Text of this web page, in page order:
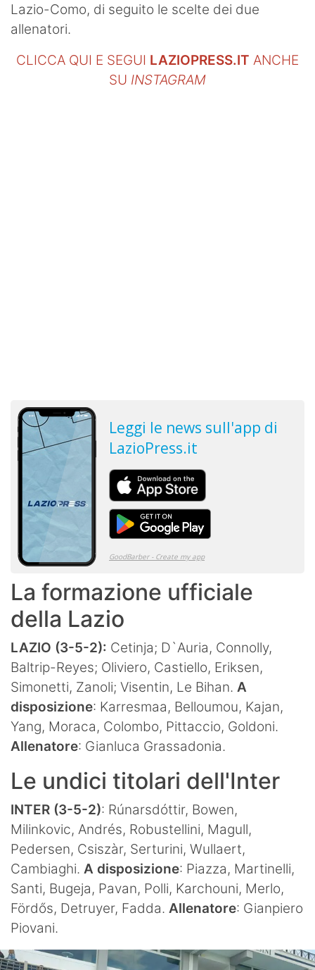
Lazio-Como, di seguito le scelte dei due
allenatori.
CLICCA QUI E SEGUI LAZIOPRESS.IT ANCHE
SU INSTAGRAM
La formazione ufficiale
della Lazio
LAZIO (3-5-2): Cetinja; D`Auria, Connolly,
Baltrip-Reyes; Oliviero, Castiello, Eriksen,
Simonetti, Zanoli; Visentin, Le Bihan. A
disposizione: Karresmaa, Belloumou, Kajan,
Yang, Moraca, Colombo, Pittaccio, Goldoni.
Allenatore: Gianluca Grassadonia.
Le undici titolari dell'Inter
INTER (3-5-2): Rúnarsdóttir, Bowen,
Milinkovic, Andrés, Robustellini, Magull,
Pedersen, Csiszàr, Serturini, Wullaert,
Cambiaghi. A disposizione: Piazza, Martinelli,
Santi, Bugeja, Pavan, Polli, Karchouni, Merlo,
Fördős, Detruyer, Fadda. Allenatore: Gianpiero
Piovani.